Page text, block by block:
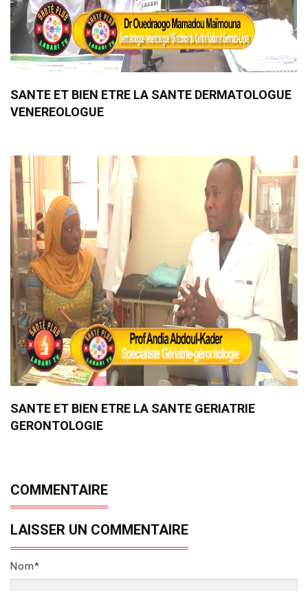
SANTE ET BIEN ETRE LA SANTE DERMATOLOGUE
VENEREOLOGUE
SANTE ET BIEN ETRE LA SANTE GERIATRIE
GERONTOLOGIE
COMMENTAIRE
LAISSER UN COMMENTAIRE
Nom*